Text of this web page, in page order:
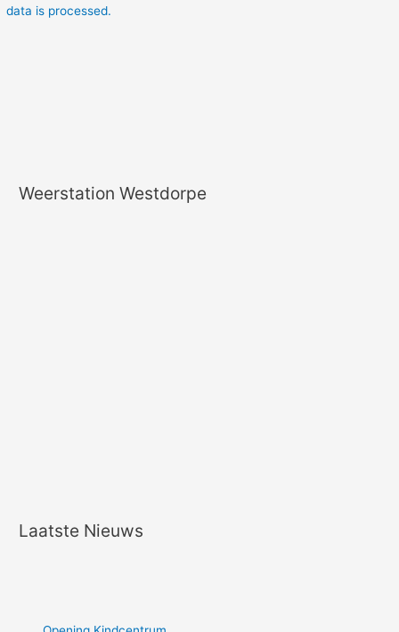
data is processed.
Weerstation Westdorpe
Laatste Nieuws